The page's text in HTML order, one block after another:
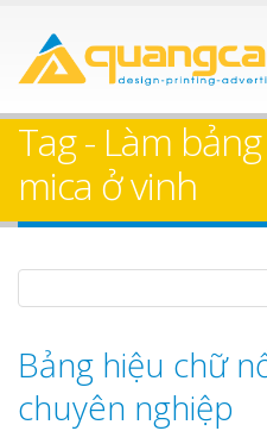
Tag - Làm
mica ở vinh
Bảng hiệu chữ
chuyên nghiệp
Làm bảng hiệu
theo yêu cầu